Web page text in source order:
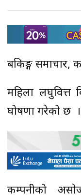
बैंकिङ्ग समाचार,
महिला लघुवित्त
घोषणा गरेको छ ।
कम्पनीको